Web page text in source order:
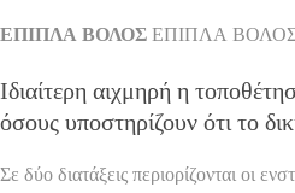
ΕΠΙΠΛΑ ΒΟΛΟΣ ΕΠΙΠΛΑ ΒΟΛΟΣ
Ιδιαίτερη αιχμηρή η
όσους υποστηρίζουν ότι το
Σε δύο διατάξεις περιορίζονται οι